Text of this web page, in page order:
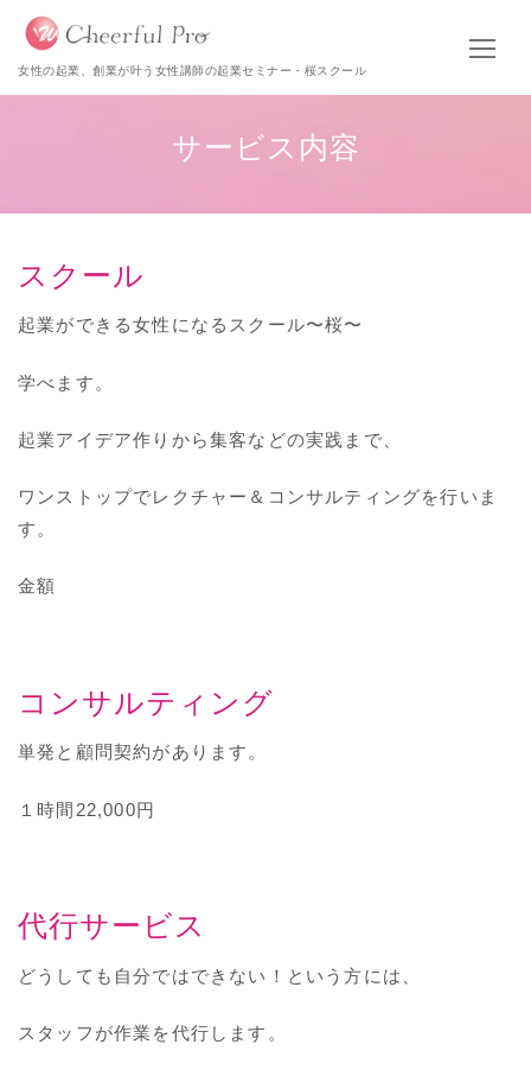
女性の起業、創業が叶う女性講師の起業セミナー・桜スクール
サービス内容
スクール
起業ができる女性になるスクール〜桜〜
学べます。
起業アイデア作りから集客などの実践まで、
ワンストップでレクチャー＆コンサルティングを行いま
す。
金額
コンサルティング
単発と顧問契約があります。
１時間22,000円
代行サービス
どうしても自分ではできない！という方には、
スタッフが作業を代行します。